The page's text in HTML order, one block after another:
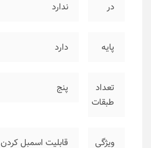
در ندارد
پایه دارد
تعداد
طبقات
پنج
ویژگی
قابلیت اسمبل کردن